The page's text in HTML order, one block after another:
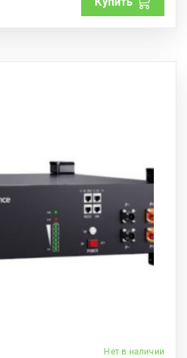
Нет в наличии